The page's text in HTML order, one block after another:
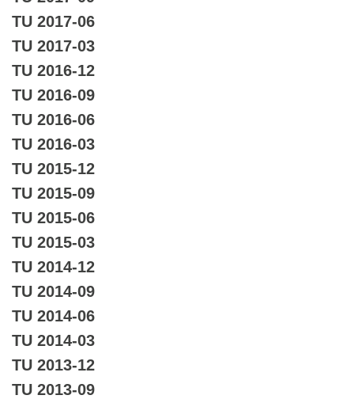
TU 2017-06
TU 2017-03
TU 2016-12
TU 2016-09
TU 2016-06
TU 2016-03
TU 2015-12
TU 2015-09
TU 2015-06
TU 2015-03
TU 2014-12
TU 2014-09
TU 2014-06
TU 2014-03
TU 2013-12
TU 2013-09